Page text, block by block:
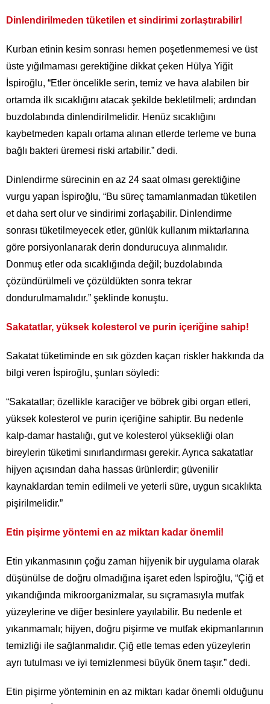
Dinlendirilmeden tüketilen et sindirimi zorlaştırabilir!
Kurban etinin kesim sonrası hemen poşetlenmemesi ve üst
üste yığılmaması gerektiğine dikkat çeken Hülya Yiğit
İspiroğlu, “Etler öncelikle serin, temiz ve hava alabilen bir
ortamda ilk sıcaklığını atacak şekilde bekletilmeli; ardından
buzdolabında dinlendirilmelidir. Henüz sıcaklığını
kaybetmeden kapalı ortama alınan etlerde terleme ve buna
bağlı bakteri üremesi riski artabilir.” dedi.
Dinlendirme sürecinin en az 24 saat olması gerektiğine
vurgu yapan İspiroğlu, “Bu süreç tamamlanmadan tüketilen
et daha sert olur ve sindirimi zorlaşabilir. Dinlendirme
sonrası tüketilmeyecek etler, günlük kullanım miktarlarına
göre porsiyonlanarak derin dondurucuya alınmalıdır.
Donmuş etler oda sıcaklığında değil; buzdolabında
çözündürülmeli ve çözüldükten sonra tekrar
dondurulmamalıdır.” şeklinde konuştu.
Sakatatlar, yüksek kolesterol ve purin içeriğine sahip!
Sakatat tüketiminde en sık gözden kaçan riskler hakkında da
bilgi veren İspiroğlu, şunları söyledi:
“Sakatatlar; özellikle karaciğer ve böbrek gibi organ etleri,
yüksek kolesterol ve purin içeriğine sahiptir. Bu nedenle
kalp-damar hastalığı, gut ve kolesterol yüksekliği olan
bireylerin tüketimi sınırlandırması gerekir. Ayrıca sakatatlar
hijyen açısından daha hassas ürünlerdir; güvenilir
kaynaklardan temin edilmeli ve yeterli süre, uygun sıcaklıkta
pişirilmelidir.”
Etin pişirme yöntemi en az miktarı kadar önemli!
Etin yıkanmasının çoğu zaman hijyenik bir uygulama olarak
düşünülse de doğru olmadığına işaret eden İspiroğlu, “Çiğ et
yıkandığında mikroorganizmalar, su sıçramasıyla mutfak
yüzeylerine ve diğer besinlere yayılabilir. Bu nedenle et
yıkanmamalı; hijyen, doğru pişirme ve mutfak ekipmanlarının
temizliği ile sağlanmalıdır. Çiğ etle temas eden yüzeylerin
ayrı tutulması ve iyi temizlenmesi büyük önem taşır.” dedi.
Etin pişirme yönteminin en az miktarı kadar önemli olduğunu